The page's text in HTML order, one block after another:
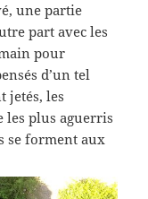
une partie
part avec les
pour
d’un tel
jetés, les
les plus aguerris
se forment aux